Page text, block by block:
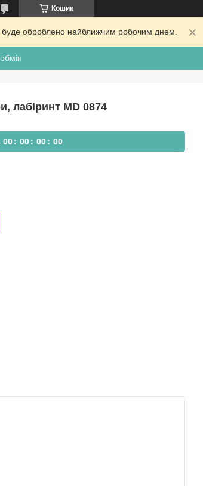
Кошик
буде оброблено найближчим робочим днем.
лабіринт MD 0874
00 00 00 00